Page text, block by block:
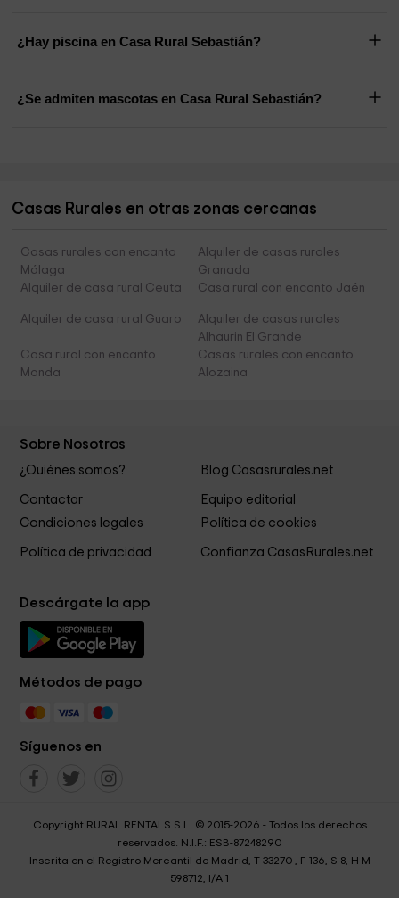
¿Hay piscina en Casa Rural Sebastián?
¿Se admiten mascotas en Casa Rural Sebastián?
Casas Rurales en otras zonas cercanas
Casas rurales con encanto
Málaga
Alquiler de casas rurales
Granada
Alquiler de casa rural Ceuta
Casa rural con encanto Jaén
Alquiler de casa rural Guaro
Alquiler de casas rurales
Alhaurin El Grande
Casa rural con encanto
Monda
Casas rurales con encanto
Alozaina
Sobre Nosotros
¿Quiénes somos? Blog Casasrurales.net
Contactar
Equipo editorial
Condiciones legales
Política de cookies
Política de privacidad Confianza CasasRurales.net
Descárgate la app
Métodos de pago
Síguenos en
Copyright RURAL RENTALS S.L. © 2015-2026 - Todos los derechos
reservados. N.I.F.: ESB-87248290
Inscrita en el Registro Mercantil de Madrid, T 33270 , F 136, S 8, H M
598712, I/A 1